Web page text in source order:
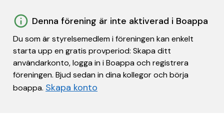
Denna förening är inte aktiverad i Boappa
Du som är styrelsemedlem i föreningen kan enkelt
starta upp en gratis provperiod: Skapa ditt
användarkonto, logga in i Boappa och registrera
föreningen. Bjud sedan in dina kollegor och börja
boappa. Skapa konto